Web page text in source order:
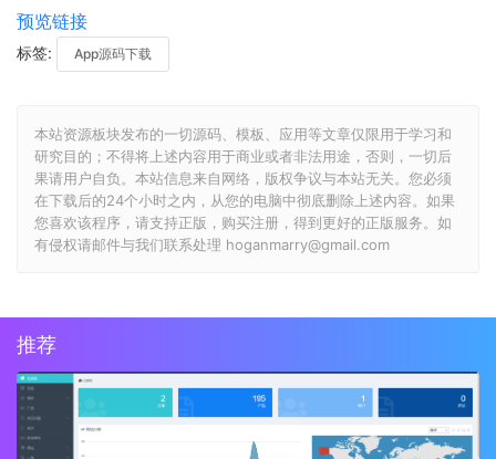
预览链接
标签: App源码下载
本站资源板块发布的一切源码、模板、应用等文章仅限用于学习和
研究目的；不得将上述内容用于商业或者非法用途，否则，一切后
果请用户自负。本站信息来自网络，版权争议与本站无关。您必须
在下载后的24个小时之内，从您的电脑中彻底删除上述内容。如果
您喜欢该程序，请支持正版，购买注册，得到更好的正版服务。如
有侵权请邮件与我们联系处理 hoganmarry@gmail.com
推荐